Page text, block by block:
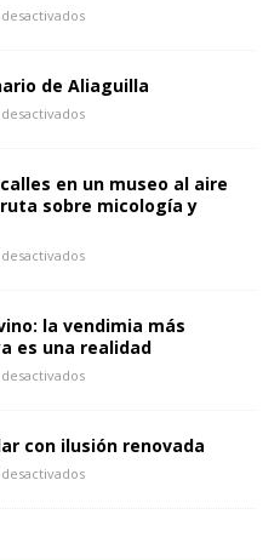
de Aliaguilla
en un museo al aire
sobre micología y
la vendimia más
es una realidad
con ilusión renovada